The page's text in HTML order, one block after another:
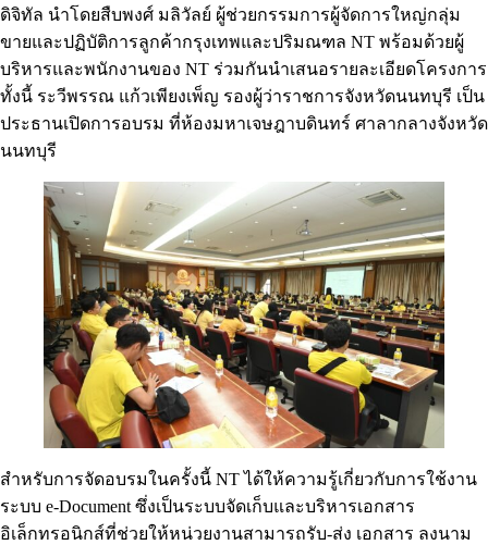
ดิจิทัล นำโดยสืบพงศ์ มลิวัลย์ ผู้ช่วยกรรมการผู้จัดการใหญ่กลุ่ม
ขายและปฏิบัติการลูกค้ากรุงเทพและปริมณฑล NT พร้อมด้วยผู้
บริหารและพนักงานของ NT ร่วมกันนำเสนอรายละเอียดโครงการ
ทั้งนี้ ระวีพรรณ แก้วเพียงเพ็ญ รองผู้ว่าราชการจังหวัดนนทบุรี เป็น
ประธานเปิดการอบรม ที่ห้องมหาเจษฎาบดินทร์ ศาลากลางจังหวัด
นนทบุรี
สำหรับการจัดอบรมในครั้งนี้ NT ได้ให้ความรู้เกี่ยวกับการใช้งาน
ระบบ e-Document ซึ่งเป็นระบบจัดเก็บและบริหารเอกสาร
อิเล็กทรอนิกส์ที่ช่วยให้หน่วยงานสามารถรับ-ส่ง เอกสาร ลงนาม